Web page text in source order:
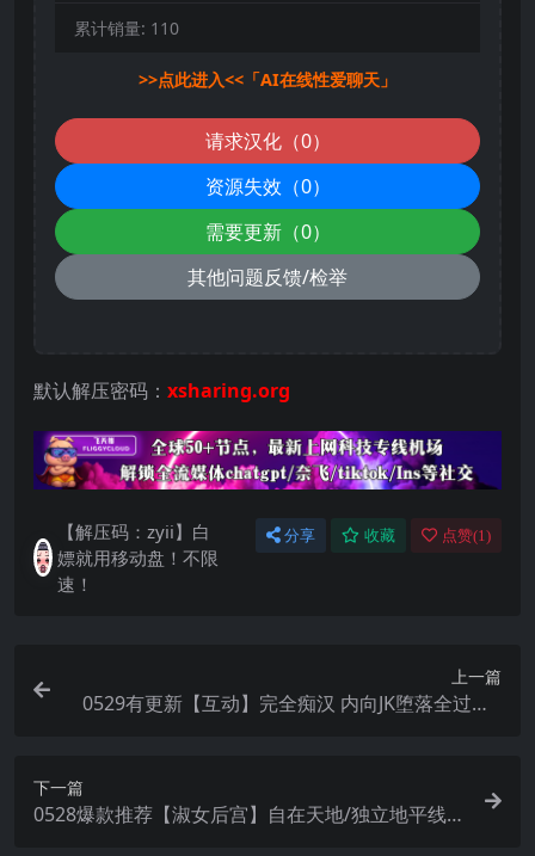
累计销量: 110
>>点此进入<<「AI在线性爱聊天」
请求汉化（0）
资源失效（0）
需要更新（0）
其他问题反馈/检举
默认解压密码： xsharing.org
【解压码：zyii】白
嫖就用移动盘！不限
速！
分享 收藏 点赞(1 )
上一篇
0529有更新【互动】完全痴汉 内向JK堕落全过程~
下一篇
0528爆款推荐【淑女后宫】自在天地/独立地平线 l